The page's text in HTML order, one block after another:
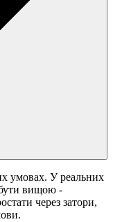
умовах. У реальних
вищою -
через затори,